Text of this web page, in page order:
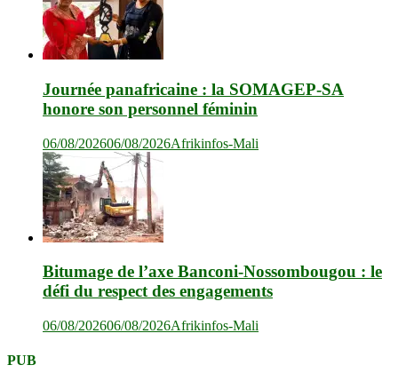
Journée panafricaine : la SOMAGEP-SA
honore son personnel féminin
06/08/202606/08/2026Afrikinfos-Mali
Bitumage de l’axe Banconi-Nossombougou : le
défi du respect des engagements
06/08/202606/08/2026Afrikinfos-Mali
PUB